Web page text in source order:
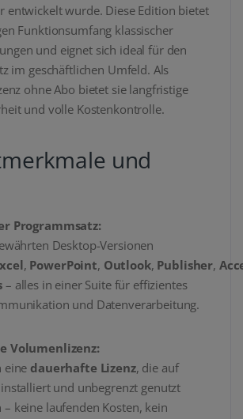
entwickelt wurde. Diese Edition bietet
Funktionsumfang klassischer
und eignet sich ideal für den
im geschäftlichen Umfeld. Als
ohne Abo bietet sie langfristige
und volle Kostenkontrolle.
und
Programmsatz:
Desktop-Versionen
, PowerPoint, Outlook, Publisher,
– alles in einer Suite für effizientes
und Datenverarbeitung.
Volumenlizenz:
eine dauerhafte Lizenz, die auf
und unbegrenzt genutzt
keine laufenden Kosten, kein